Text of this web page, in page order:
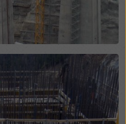
sobre nuestras
de privacidad
seleccionar sus cookies
de cookies).